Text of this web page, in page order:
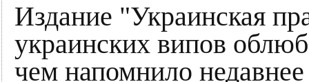
Издание "Украинская
украинских випов
чем напомнило